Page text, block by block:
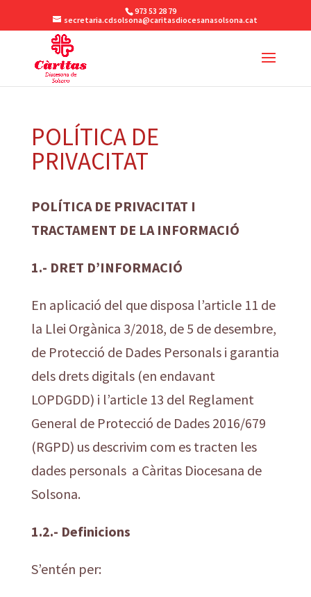
973 53 28 79
secretaria.cdsolsona@caritasdiocesanasolsona.cat
POLÍTICA DE
PRIVACITAT
POLÍTICA DE PRIVACITAT I
TRACTAMENT DE LA INFORMACIÓ
1.- DRET D’INFORMACIÓ
En aplicació del que disposa l’article 11 de
la Llei Orgànica 3/2018, de 5 de desembre,
de Protecció de Dades Personals i garantia
dels drets digitals (en endavant
LOPDGDD) i l’article 13 del Reglament
General de Protecció de Dades 2016/679
(RGPD) us descrivim com es tracten les
dades personals a Càritas Diocesana de
Solsona.
1.2.- Definicions
S’entén per: